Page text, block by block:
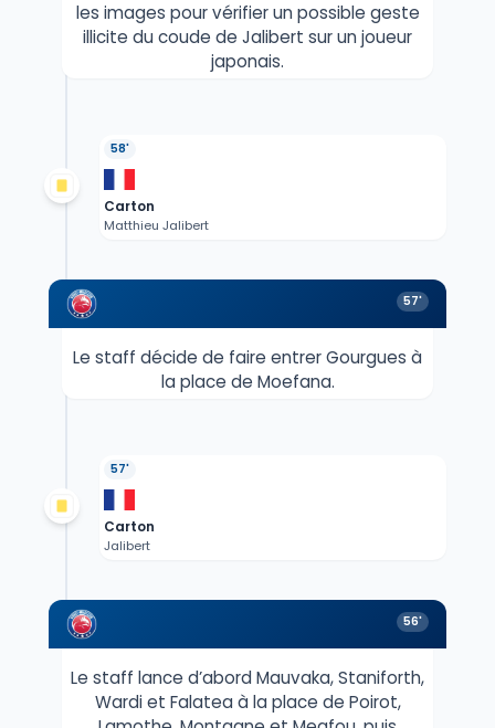
les images pour vérifier un possible geste
illicite du coude de Jalibert sur un joueur
japonais.
58'
Carton
Matthieu Jalibert
57'
Le staff décide de faire entrer Gourgues à
la place de Moefana.
57'
Carton
Jalibert
56'
Le staff lance d’abord Mauvaka, Staniforth,
Wardi et Falatea à la place de Poirot,